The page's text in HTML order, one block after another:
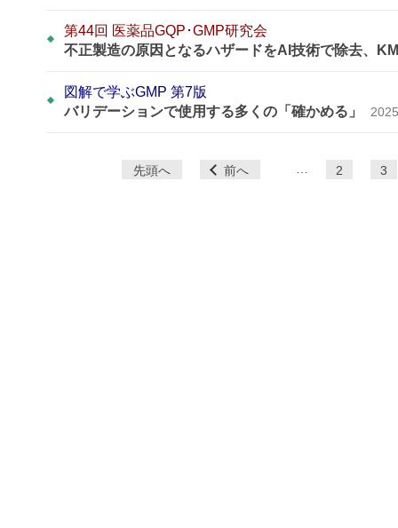
第44回 医薬品GQP･GMP研究会
不正製造の原因となるハザードをAI技術で除去、
図解で学ぶGMP 第7版
バリデーションで使用する多くの「確かめる」
先頭へ 前へ 2 3